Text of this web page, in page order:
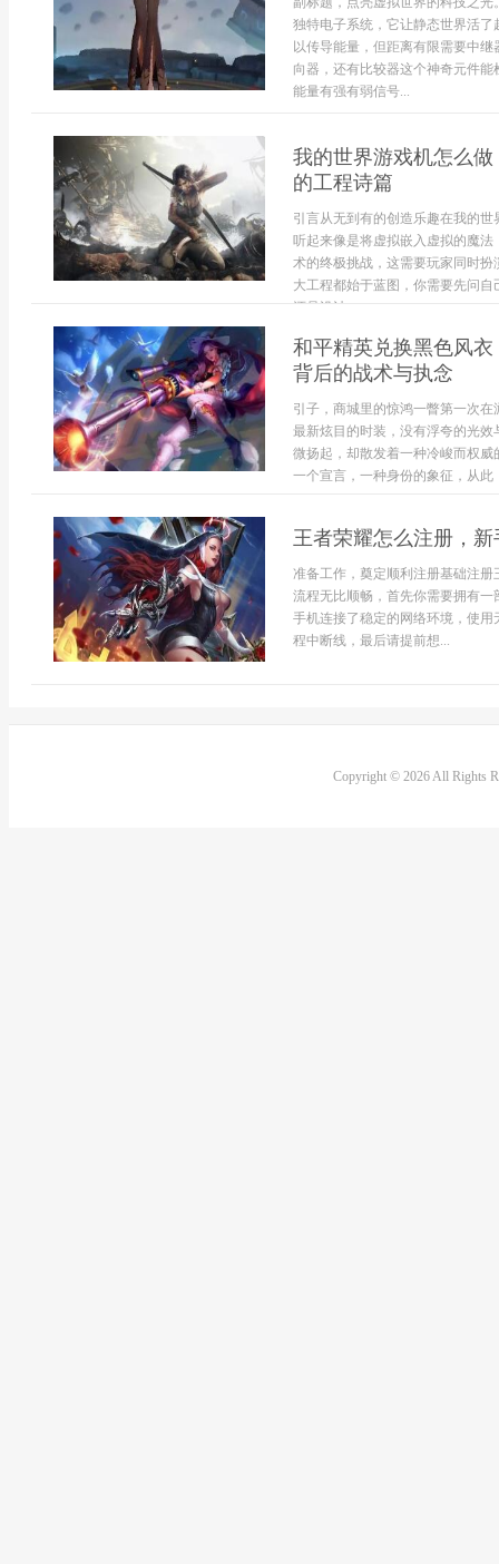
独特电子系统，它让静态世界活
以传导能量，但距离有限需要中
向器，还有比较器这个神奇元件
能量有强有弱信号...
我的世界游戏机怎么
的工程诗篇
引言从无到有的创造乐趣在我的
听起来像是将虚拟嵌入虚拟的魔
术的终极挑战，这需要玩家同时
大工程都始于蓝图，你需要先问
还是设计一...
和平精英兑换黑色风
背后的战术与执念
引子，商城里的惊鸿一瞥第一次
最新炫目的时装，没有浮夸的光
微扬起，却散发着一种冷峻而权
一个宣言，一种身份的象征，从此
王者荣耀怎么注册，
准备工作，奠定顺利注册基础注
流程无比顺畅，首先你需要拥有
手机连接了稳定的网络环境，使
程中断线，最后请提前想...
Copyright © 2026 All Rights